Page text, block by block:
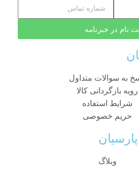
نام در خبرنامه
به سوالات متداول
رویه بازگردانی کالا
شرایط استفاده
حریم خصوصی
وبلاگ